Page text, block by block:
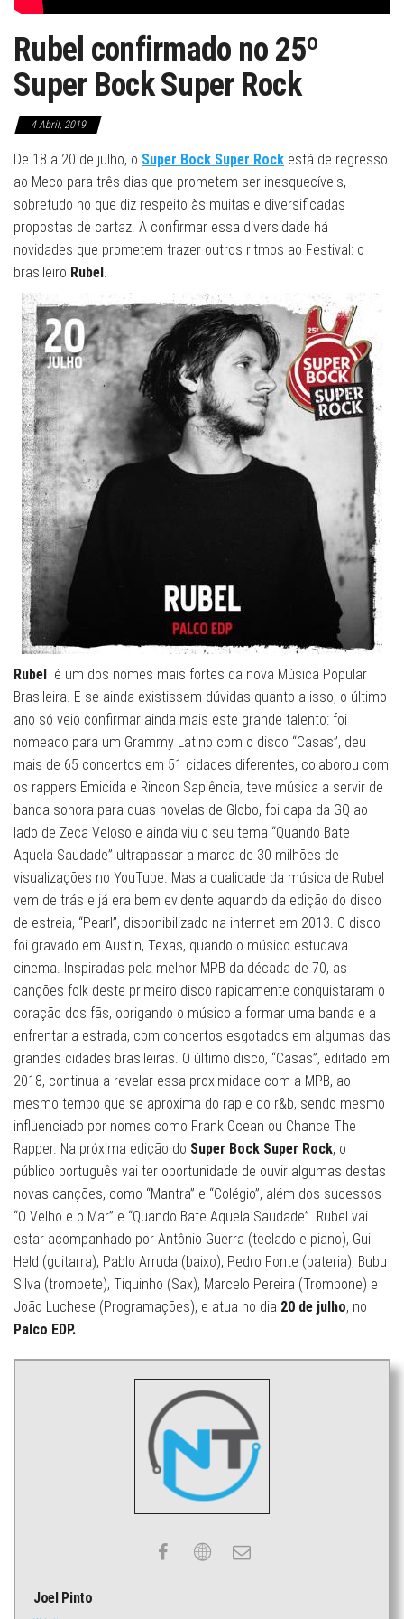
Rubel confirmado no 25º
Super Bock Super Rock
4 Abril, 2019
De 18 a 20 de julho, o Super Bock Super Rock está de regresso
ao Meco para três dias que prometem ser inesquecíveis,
sobretudo no que diz respeito às muitas e diversificadas
propostas de cartaz. A confirmar essa diversidade há
novidades que prometem trazer outros ritmos ao Festival: o
brasileiro Rubel.
Rubel é um dos nomes mais fortes da nova Música Popular
Brasileira. E se ainda existissem dúvidas quanto a isso, o último
ano só veio confirmar ainda mais este grande talento: foi
nomeado para um Grammy Latino com o disco “Casas”, deu
mais de 65 concertos em 51 cidades diferentes, colaborou com
os rappers Emicida e Rincon Sapiência, teve música a servir de
banda sonora para duas novelas de Globo, foi capa da GQ ao
lado de Zeca Veloso e ainda viu o seu tema “Quando Bate
Aquela Saudade” ultrapassar a marca de 30 milhões de
visualizações no YouTube. Mas a qualidade da música de Rubel
vem de trás e já era bem evidente aquando da edição do disco
de estreia, “Pearl”, disponibilizado na internet em 2013. O disco
foi gravado em Austin, Texas, quando o músico estudava
cinema. Inspiradas pela melhor MPB da década de 70, as
canções folk deste primeiro disco rapidamente conquistaram o
coração dos fãs, obrigando o músico a formar uma banda e a
enfrentar a estrada, com concertos esgotados em algumas das
grandes cidades brasileiras. O último disco, “Casas”, editado em
2018, continua a revelar essa proximidade com a MPB, ao
mesmo tempo que se aproxima do rap e do r&b, sendo mesmo
influenciado por nomes como Frank Ocean ou Chance The
Rapper. Na próxima edição do Super Bock Super Rock, o
público português vai ter oportunidade de ouvir algumas destas
novas canções, como “Mantra” e “Colégio”, além dos sucessos
“O Velho e o Mar” e “Quando Bate Aquela Saudade”. Rubel vai
estar acompanhado por Antônio Guerra (teclado e piano), Gui
Held (guitarra), Pablo Arruda (baixo), Pedro Fonte (bateria), Bubu
Silva (trompete), Tiquinho (Sax), Marcelo Pereira (Trombone) e
João Luchese (Programações), e atua no dia 20 de julho, no
Palco EDP.
Joel Pinto